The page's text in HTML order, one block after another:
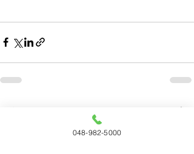
すべて表示
048-982-5000